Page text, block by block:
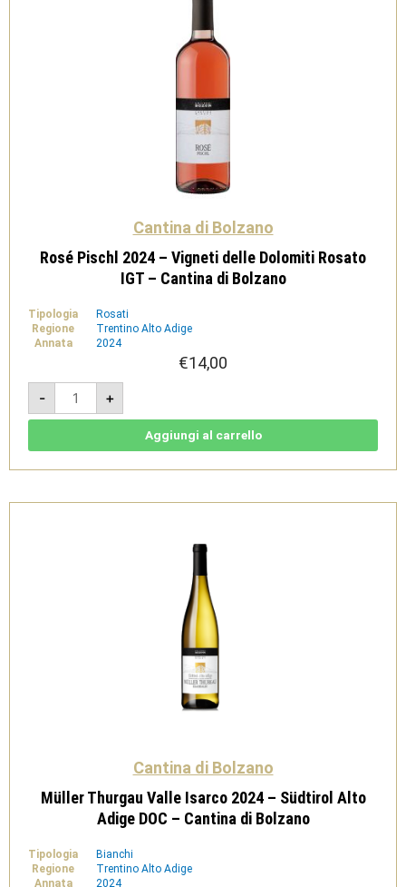
Cantina di Bolzano
Rosé Pischl 2024 – Vigneti delle Dolomiti Rosato
IGT – Cantina di Bolzano
Tipologia
Rosati
Regione
Trentino Alto Adige
Annata
2024
€14,00
-
Rosé
Pischl
2024
-
Rosato
Cantina
+
Aggiungi al carrello
Cantina di Bolzano
Müller Thurgau Valle Isarco 2024 – Südtirol Alto
Adige DOC – Cantina di Bolzano
Tipologia
Bianchi
Regione
Trentino Alto Adige
Annata
2024